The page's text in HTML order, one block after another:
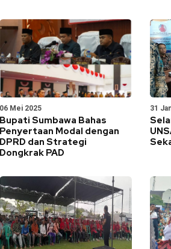
06 Mei 2025
Bupati Sumbawa Bahas
Penyertaan Modal dengan
DPRD dan Strategi
Dongkrak PAD
31